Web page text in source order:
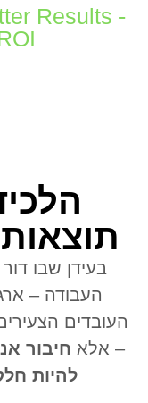
Results -
בעידן שבו דור
העבודה –
העובדים
– אלא חיבור
להיות